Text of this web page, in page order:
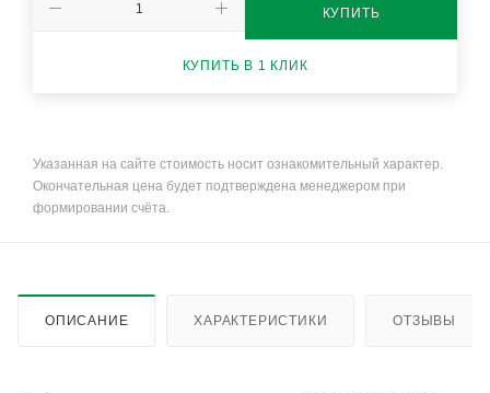
КУПИТЬ
КУПИТЬ В 1 КЛИК
Указанная на сайте стоимость носит ознакомительный характер.
Окончательная цена будет подтверждена менеджером при
формировании счёта.
ОПИСАНИЕ ХАРАКТЕРИСТИКИ ОТЗЫВЫ